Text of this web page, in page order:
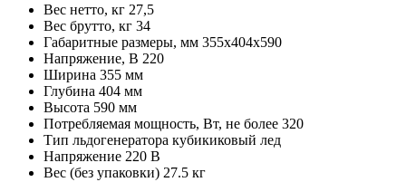
Вес нетто, кг 27,5
Вес брутто, кг 34
Габаритные размеры, мм 355х404х590
Напряжение, В 220
Ширина 355 мм
Глубина 404 мм
Высота 590 мм
Потребляемая мощность, Вт, не более 320
Тип льдогенератора кубикиковый лед
Напряжение 220 В
Вес (без упаковки) 27.5 кг